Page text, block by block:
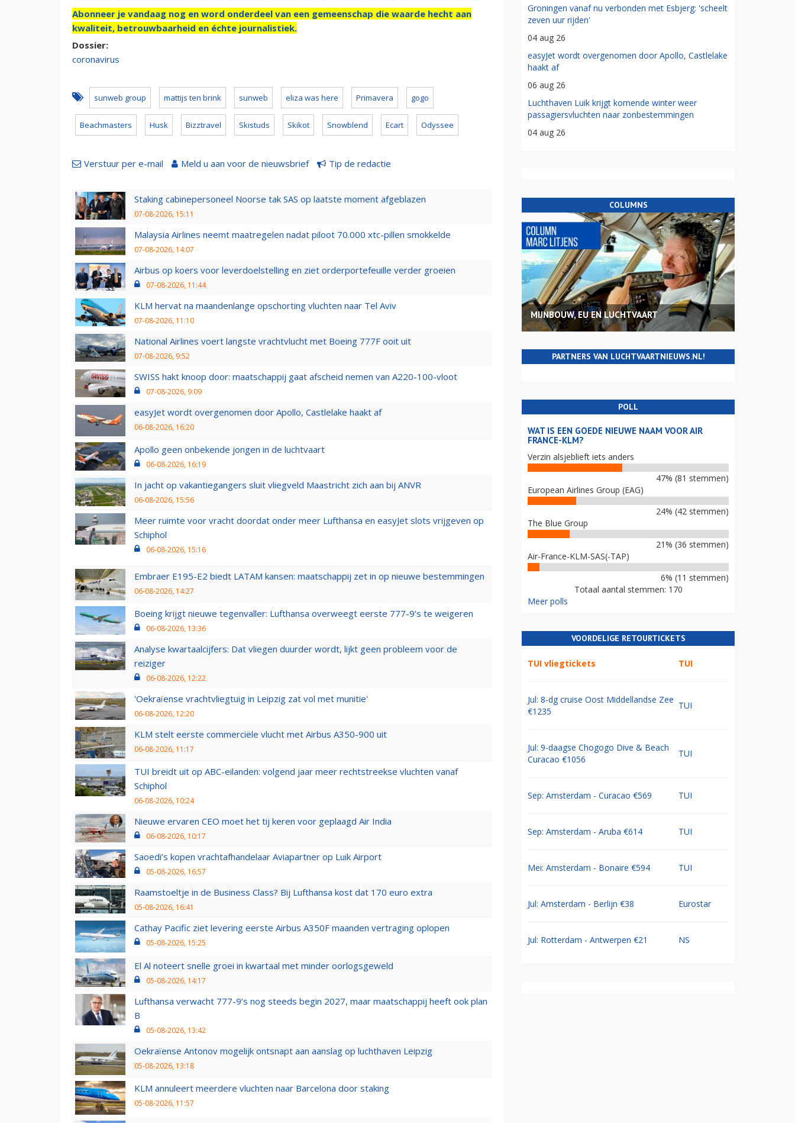
Abonneer je vandaag nog en word onderdeel van een gemeenschap die waarde hecht aan
kwaliteit, betrouwbaarheid en échte journalistiek.
Dossier:
coronavirus
sunweb group mattijs ten brink sunweb eliza was here Primavera gogo
Beachmasters Husk Bizztravel Skistuds Skikot Snowblend Ecart Odyssee
Verstuur per e-mail Meld u aan voor de nieuwsbrief Tip de redactie
Staking cabinepersoneel Noorse tak SAS op laatste moment afgeblazen
07-08-2026, 15:11
Malaysia Airlines neemt maatregelen nadat piloot 70.000 xtc-pillen smokkelde
07-08-2026, 14:07
Airbus op koers voor leverdoelstelling en ziet orderportefeuille verder groeien
07-08-2026, 11:44
KLM hervat na maandenlange opschorting vluchten naar Tel Aviv
07-08-2026, 11:10
National Airlines voert langste vrachtvlucht met Boeing 777F ooit uit
07-08-2026, 9:52
SWISS hakt knoop door: maatschappij gaat afscheid nemen van A220-100-vloot
07-08-2026, 9:09
easyJet wordt overgenomen door Apollo, Castlelake haakt af
06-08-2026, 16:20
Apollo geen onbekende jongen in de luchtvaart
06-08-2026, 16:19
In jacht op vakantiegangers sluit vliegveld Maastricht zich aan bij ANVR
06-08-2026, 15:56
Meer ruimte voor vracht doordat onder meer Lufthansa en easyJet slots vrijgeven op
Schiphol
06-08-2026, 15:16
Embraer E195-E2 biedt LATAM kansen: maatschappij zet in op nieuwe bestemmingen
06-08-2026, 14:27
Boeing krijgt nieuwe tegenvaller: Lufthansa overweegt eerste 777-9’s te weigeren
06-08-2026, 13:36
Analyse kwartaalcijfers: Dat vliegen duurder wordt, lijkt geen probleem voor de
reiziger
06-08-2026, 12:22
'Oekraïense vrachtvliegtuig in Leipzig zat vol met munitie'
06-08-2026, 12:20
KLM stelt eerste commerciële vlucht met Airbus A350-900 uit
06-08-2026, 11:17
TUI breidt uit op ABC-eilanden: volgend jaar meer rechtstreekse vluchten vanaf
Schiphol
06-08-2026, 10:24
Nieuwe ervaren CEO moet het tij keren voor geplaagd Air India
06-08-2026, 10:17
Saoedi’s kopen vrachtafhandelaar Aviapartner op Luik Airport
05-08-2026, 16:57
Raamstoeltje in de Business Class? Bij Lufthansa kost dat 170 euro extra
05-08-2026, 16:41
Cathay Pacific ziet levering eerste Airbus A350F maanden vertraging oplopen
05-08-2026, 15:25
El Al noteert snelle groei in kwartaal met minder oorlogsgeweld
05-08-2026, 14:17
Lufthansa verwacht 777-9’s nog steeds begin 2027, maar maatschappij heeft ook plan
B
05-08-2026, 13:42
Oekraïense Antonov mogelijk ontsnapt aan aanslag op luchthaven Leipzig
05-08-2026, 13:18
KLM annuleert meerdere vluchten naar Barcelona door staking
05-08-2026, 11:57
Groningen vanaf nu verbonden met Esbjerg: 'scheelt
zeven uur rijden'
04 aug 26
easyJet wordt overgenomen door Apollo, Castlelake
haakt af
06 aug 26
Luchthaven Luik krijgt komende winter weer
passagiersvluchten naar zonbestemmingen
04 aug 26
COLUMNS
MIJNBOUW, EU EN LUCHTVAART
PARTNERS VAN LUCHTVAARTNIEUWS.NL!
POLL
WAT IS EEN GOEDE NIEUWE NAAM VOOR AIR
FRANCE-KLM?
Verzin alsjeblieft iets anders
47% (81 stemmen)
European Airlines Group (EAG)
24% (42 stemmen)
The Blue Group
21% (36 stemmen)
Air-France-KLM-SAS(-TAP)
6% (11 stemmen)
Totaal aantal stemmen: 170
Meer polls
VOORDELIGE RETOURTICKETS
TUI vliegtickets TUI
Jul: 8-dg cruise Oost Middellandse Zee
€1235
TUI
Jul: 9-daagse Chogogo Dive & Beach
Curacao €1056
TUI
Sep: Amsterdam - Curacao €569 TUI
Sep: Amsterdam - Aruba €614 TUI
Mei: Amsterdam - Bonaire €594 TUI
Jul: Amsterdam - Berlijn €38 Eurostar
Jul: Rotterdam - Antwerpen €21 NS